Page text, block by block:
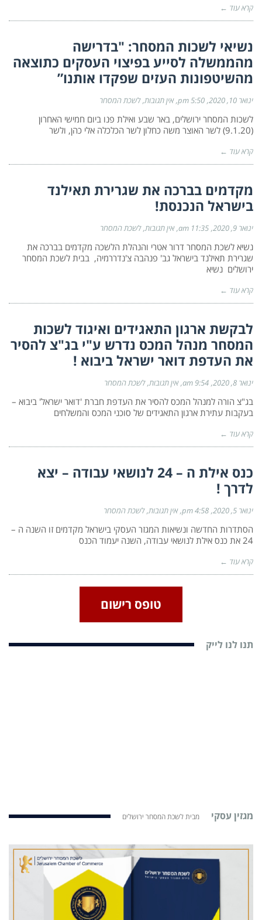
קרא עוד ←
נשיאי לשכות המסחר: "בדרישה
מהממשלה לסייע בפיצוי העסקים כתוצאה
מהשיטפונות העזים שפקדו אותנו”
ינואר 10, 2020 5:50 pm אין תגובות לשכת המסחר
לשכות המסחר ירושלים, באר שבע ואילת פנו ביום חמישי האחרון
(9.1.20) לשר האוצר משה כחלון לשר הכלכלה אלי כהן, ולשר
קרא עוד ←
מקדמים בברכה את שגרירת תאילנד
בישראל הנכנסת!
ינואר 9, 2020 11:35 am אין תגובות לשכת המסחר
נשיא לשכת המסחר דרור אטרי והנהלת הלשכה מקדמים בברכה את
שגרירת תאילנד בישראל גב' פנהבה צ'נדררמיה, בבית לשכת המסחר
ירושלים נשיא
קרא עוד ←
לבקשת ארגון התאגידים ואיגוד לשכות
המסחר מנהל המכס נדרש ע"י בג"צ להסיר
את העדפת דואר ישראל ביבוא !
ינואר 8, 2020 9:54 am אין תגובות לשכת המסחר
בג"צ הורה למנהל המכס להסיר את העדפת חברת 'דואר ישראל' ביבוא –
בעקבות עתירת ארגון התאגידים של סוכני המכס והמשלחים
קרא עוד ←
כנס אילת ה – 24 לנושאי עבודה – יצא
לדרך !
ינואר 5, 2020 4:58 pm אין תגובות לשכת המסחר
הסתדרות החדשה ונשיאות המגזר העסקי בישראל מקדמים זו השנה ה –
24 את כנס אילת לנושאי עבודה, השנה יעמוד הכנס
קרא עוד ←
טופס רישום
תנו לנו לייק
מגזין עסקי מבית לשכת המסחר ירושלים